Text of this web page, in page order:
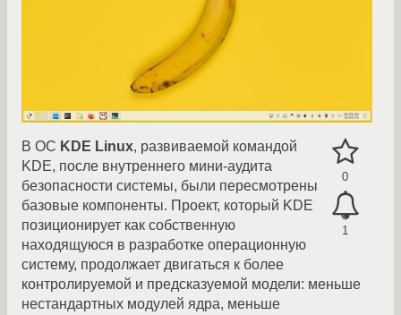
0
1
В ОС KDE Linux, развиваемой командой
KDE, после внутреннего мини-аудита
безопасности системы, были пересмотрены
базовые компоненты. Проект, который KDE
позиционирует как собственную
находящуюся в разработке операционную
систему, продолжает двигаться к более
контролируемой и предсказуемой модели: меньше
нестандартных модулей ядра, меньше